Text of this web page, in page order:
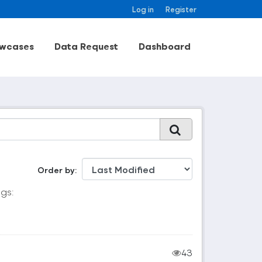
Log in Register
Data Request Dashboard
Order by
43